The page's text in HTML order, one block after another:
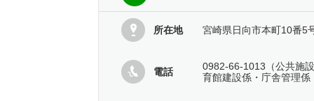
所在地 宮崎県日向市本町10番5
電話
0982-66-1013（公共施
育館建設係・庁舎管理係